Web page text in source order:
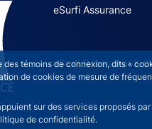
témoins de connexion, dits «
de cookies de mesure de
sur des services proposés
de confidentialité.
ESURFI site
eSurfi Assurance
eSurfi Résolution &